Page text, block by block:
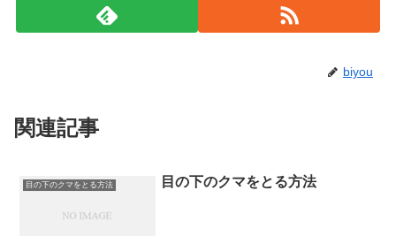
biyou
関連記事
目の下のクマをとる方法 目の下のクマをとる方法